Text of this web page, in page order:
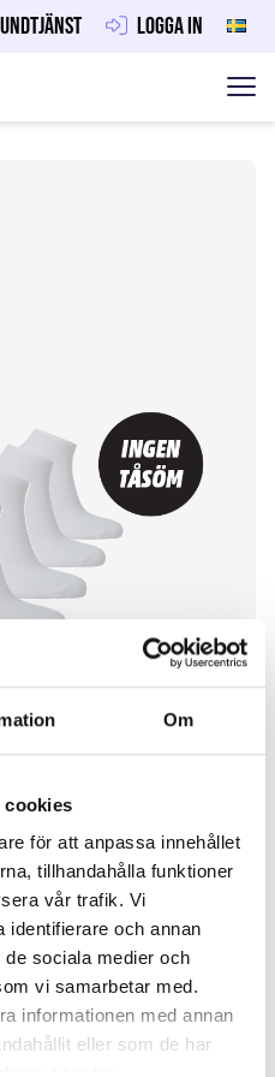
Om
cookies
för att anpassa innehållet
tillhandahålla funktioner
vår trafik. Vi
identifierare och annan
sociala medier och
vi samarbetar med.
informationen med annan
eller som de har
Logga in
I
av fin kammad
tåsöm vilket